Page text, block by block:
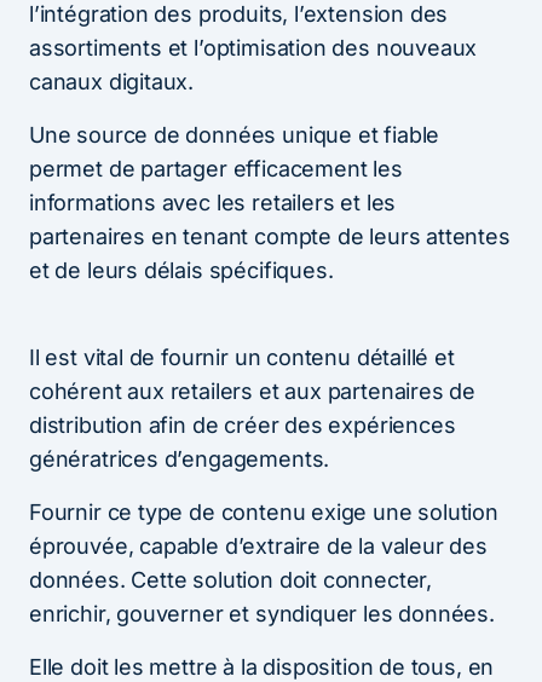
l’intégration des produits, l’extension des
assortiments et l’optimisation des nouveaux
canaux digitaux.
Une source de données unique et fiable
permet de partager efficacement les
informations avec les retailers et les
partenaires en tenant compte de leurs attentes
et de leurs délais spécifiques.
Il est vital de fournir un contenu détaillé et
cohérent aux retailers et aux partenaires de
distribution afin de créer des expériences
génératrices d’engagements.
Fournir ce type de contenu exige une solution
éprouvée, capable d’extraire de la valeur des
données. Cette solution doit connecter,
enrichir, gouverner et syndiquer les données.
Elle doit les mettre à la disposition de tous, en